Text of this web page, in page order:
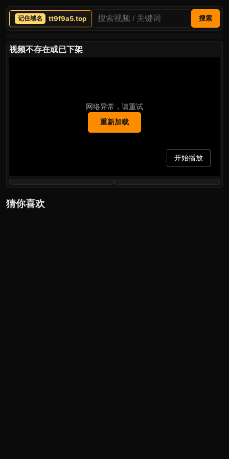
tt9f9a5.top 搜索
视频不存在或已下架
网络异常，请重试
重新加载
开始播放
猜你喜欢